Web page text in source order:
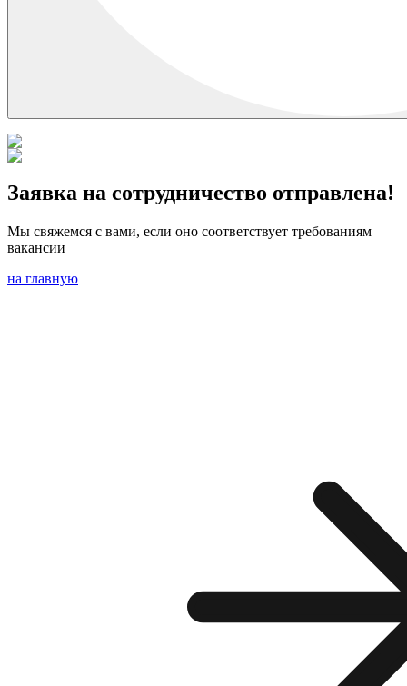
Заявка на сотрудничество отправлена!
Мы свяжемся с вами, если оно соответствует требованиям
вакансии
на главную